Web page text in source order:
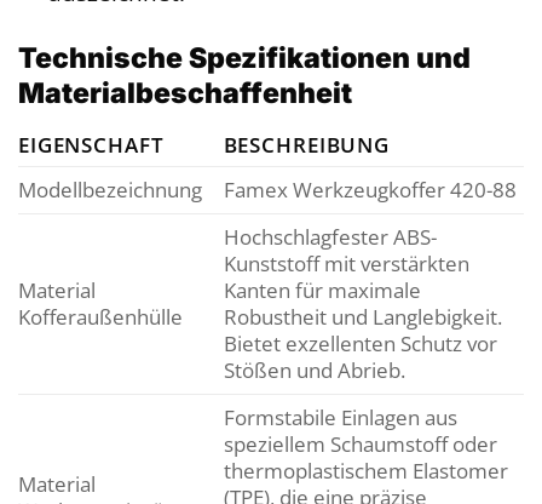
Technische Spezifikationen und
Materialbeschaffenheit
EIGENSCHAFT
BESCHREIBUNG
Modellbezeichnung
Famex Werkzeugkoffer 420-88
Material
Kofferaußenhülle
Hochschlagfester ABS-
Kunststoff mit verstärkten
Kanten für maximale
Robustheit und Langlebigkeit.
Bietet exzellenten Schutz vor
Stößen und Abrieb.
Material
Formstabile Einlagen aus
speziellem Schaumstoff oder
thermoplastischem Elastomer
(TPE), die eine präzise